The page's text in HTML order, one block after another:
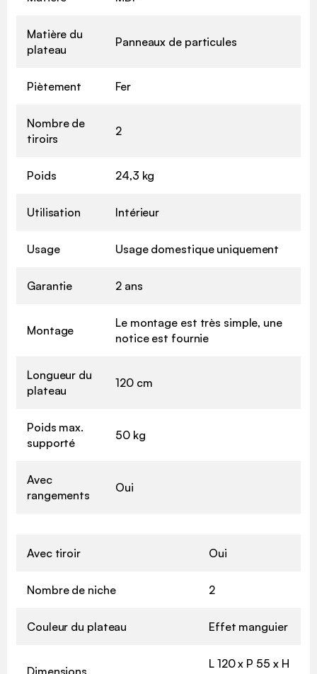
Matière du
plateau
Panneaux de particules
Piètement Fer
Nombre de
tiroirs
2
Poids 24,3 kg
Utilisation Intérieur
Usage Usage domestique uniquement
Garantie 2 ans
Montage
Le montage est très simple, une
notice est fournie
Longueur du
plateau
120 cm
Poids max.
supporté
50 kg
Avec
rangements
Oui
Avec tiroir Oui
Nombre de niche 2
Couleur du plateau Effet manguier
Dimensions
L 120 x P 55 x H